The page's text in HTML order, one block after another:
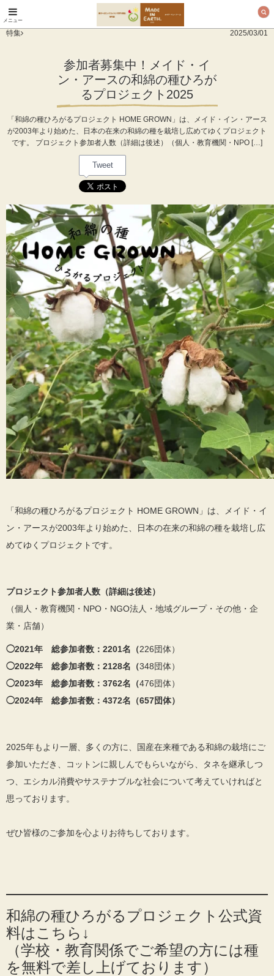
オーガニックコットン
メニュー
特集 2025/03/01
参加者募集中！メイド・イ
ン・アースの和綿の種ひろが
るプロジェクト2025
「和綿の種ひろがるプロジェクト HOME GROWN」は、メイド・イン・アース
が2003年より始めた、日本の在来の和綿の種を栽培し広めてゆくプロジェクト
です。 プロジェクト参加者人数（詳細は後述）（個人・教育機関・NPO […]
Tweet
「和綿の種ひろがるプロジェクト HOME GROWN」は、メイド・イ
ン・アースが2003年より始めた、日本の在来の和綿の種を栽培し広
めてゆくプロジェクトです。
プロジェクト参加者人数（詳細は後述）
（個人・教育機関・NPO・NGO法人・地域グループ・その他・企
業・店舗）
◯2021年 総参加者数：2201名（226団体）
◯2022年 総参加者数：2128名（348団体）
◯2023年 総参加者数：3762名（476団体）
◯2024年 総参加者数：4372名（657団体）
2025年もより一層、多くの方に、国産在来種である和綿の栽培にご
参加いただき、コットンに親しんでもらいながら、タネを継承しつ
つ、エシカル消費やサステナブルな社会について考えていければと
思っております。
ぜひ皆様のご参加を心よりお待ちしております。
和綿の種ひろがるプロジェクト公式資
料はこちら↓
（学校・教育関係でご希望の方には種
を無料で差し上げております）